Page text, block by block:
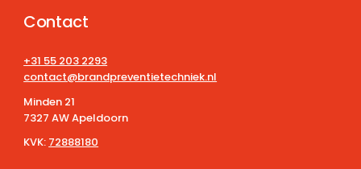
Contact
+31 55 203 2293
contact@brandpreventietechniek.nl
Minden 21
7327 AW Apeldoorn
KVK: 72888180